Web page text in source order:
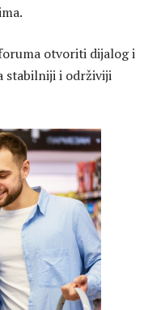
otvoriti dijalog i
stabilniji i održiviji